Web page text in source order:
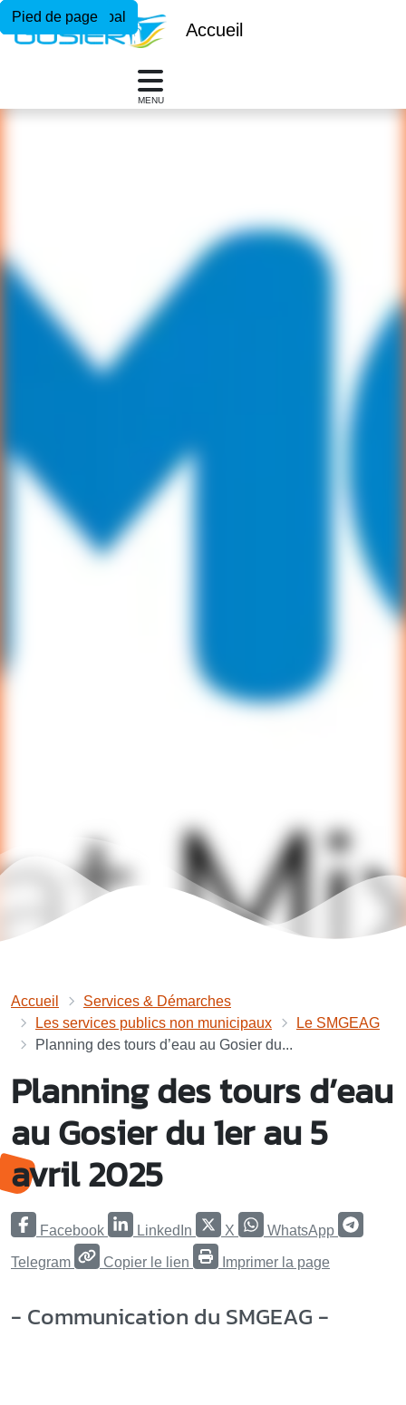
Menu principal
Contenu principal
Pied de page
Accueil
MENU
Accueil
Services & Démarches
Les services publics non municipaux
Le SMGEAG
Planning des tours d’eau au Gosier du...
Planning des tours d’eau
au Gosier du 1er au 5
avril 2025
Facebook LinkedIn X WhatsApp
Telegram Copier le lien Imprimer la page
- Communication du SMGEAG -